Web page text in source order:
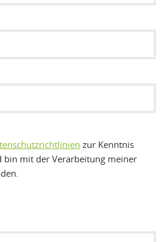
zur Kenntnis
bin mit der Verarbeitung meiner